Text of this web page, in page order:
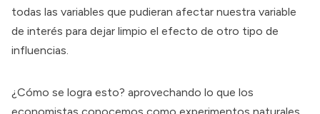
todas las variables que pudieran afectar nuestra variable
de interés para dejar limpio el efecto de otro tipo de
influencias.
¿Cómo se logra esto? aprovechando lo que los